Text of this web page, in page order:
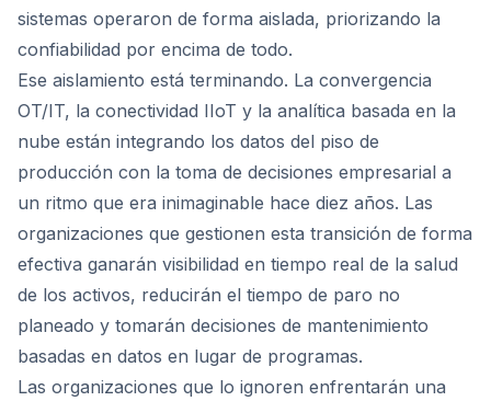
sistemas operaron de forma aislada, priorizando la
confiabilidad por encima de todo.
Ese aislamiento está terminando. La convergencia
OT/IT, la conectividad IIoT y la analítica basada en la
nube están integrando los datos del piso de
producción con la toma de decisiones empresarial a
un ritmo que era inimaginable hace diez años. Las
organizaciones que gestionen esta transición de forma
efectiva ganarán visibilidad en tiempo real de la salud
de los activos, reducirán el tiempo de paro no
planeado y tomarán decisiones de mantenimiento
basadas en datos en lugar de programas.
Las organizaciones que lo ignoren enfrentarán una